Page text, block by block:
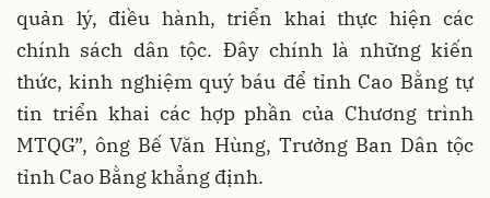
quản lý, điều hành, triển khai thực hiện các
chính sách dân tộc. Đây chính là những kiến
thức, kinh nghiệm quý báu để tỉnh Cao Bằng tự
tin triển khai các hợp phần của Chương trình
MTQG”, ông Bế Văn Hùng, Trưởng Ban Dân tộc
tỉnh Cao Bằng khẳng định.